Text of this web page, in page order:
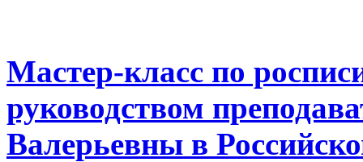
Мастер-класс по
руководством
Валерьевны в